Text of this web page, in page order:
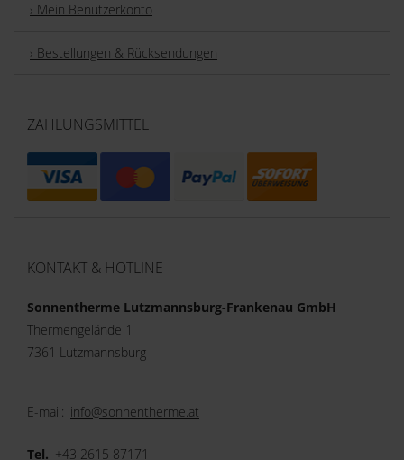
› Mein Benutzerkonto
› Bestellungen & Rücksendungen
ZAHLUNGSMITTEL
KONTAKT & HOTLINE
Sonnentherme Lutzmannsburg-Frankenau GmbH
Thermengelände 1
7361 Lutzmannsburg
E-mail: info@sonnentherme.at
Tel. +43 2615 87171